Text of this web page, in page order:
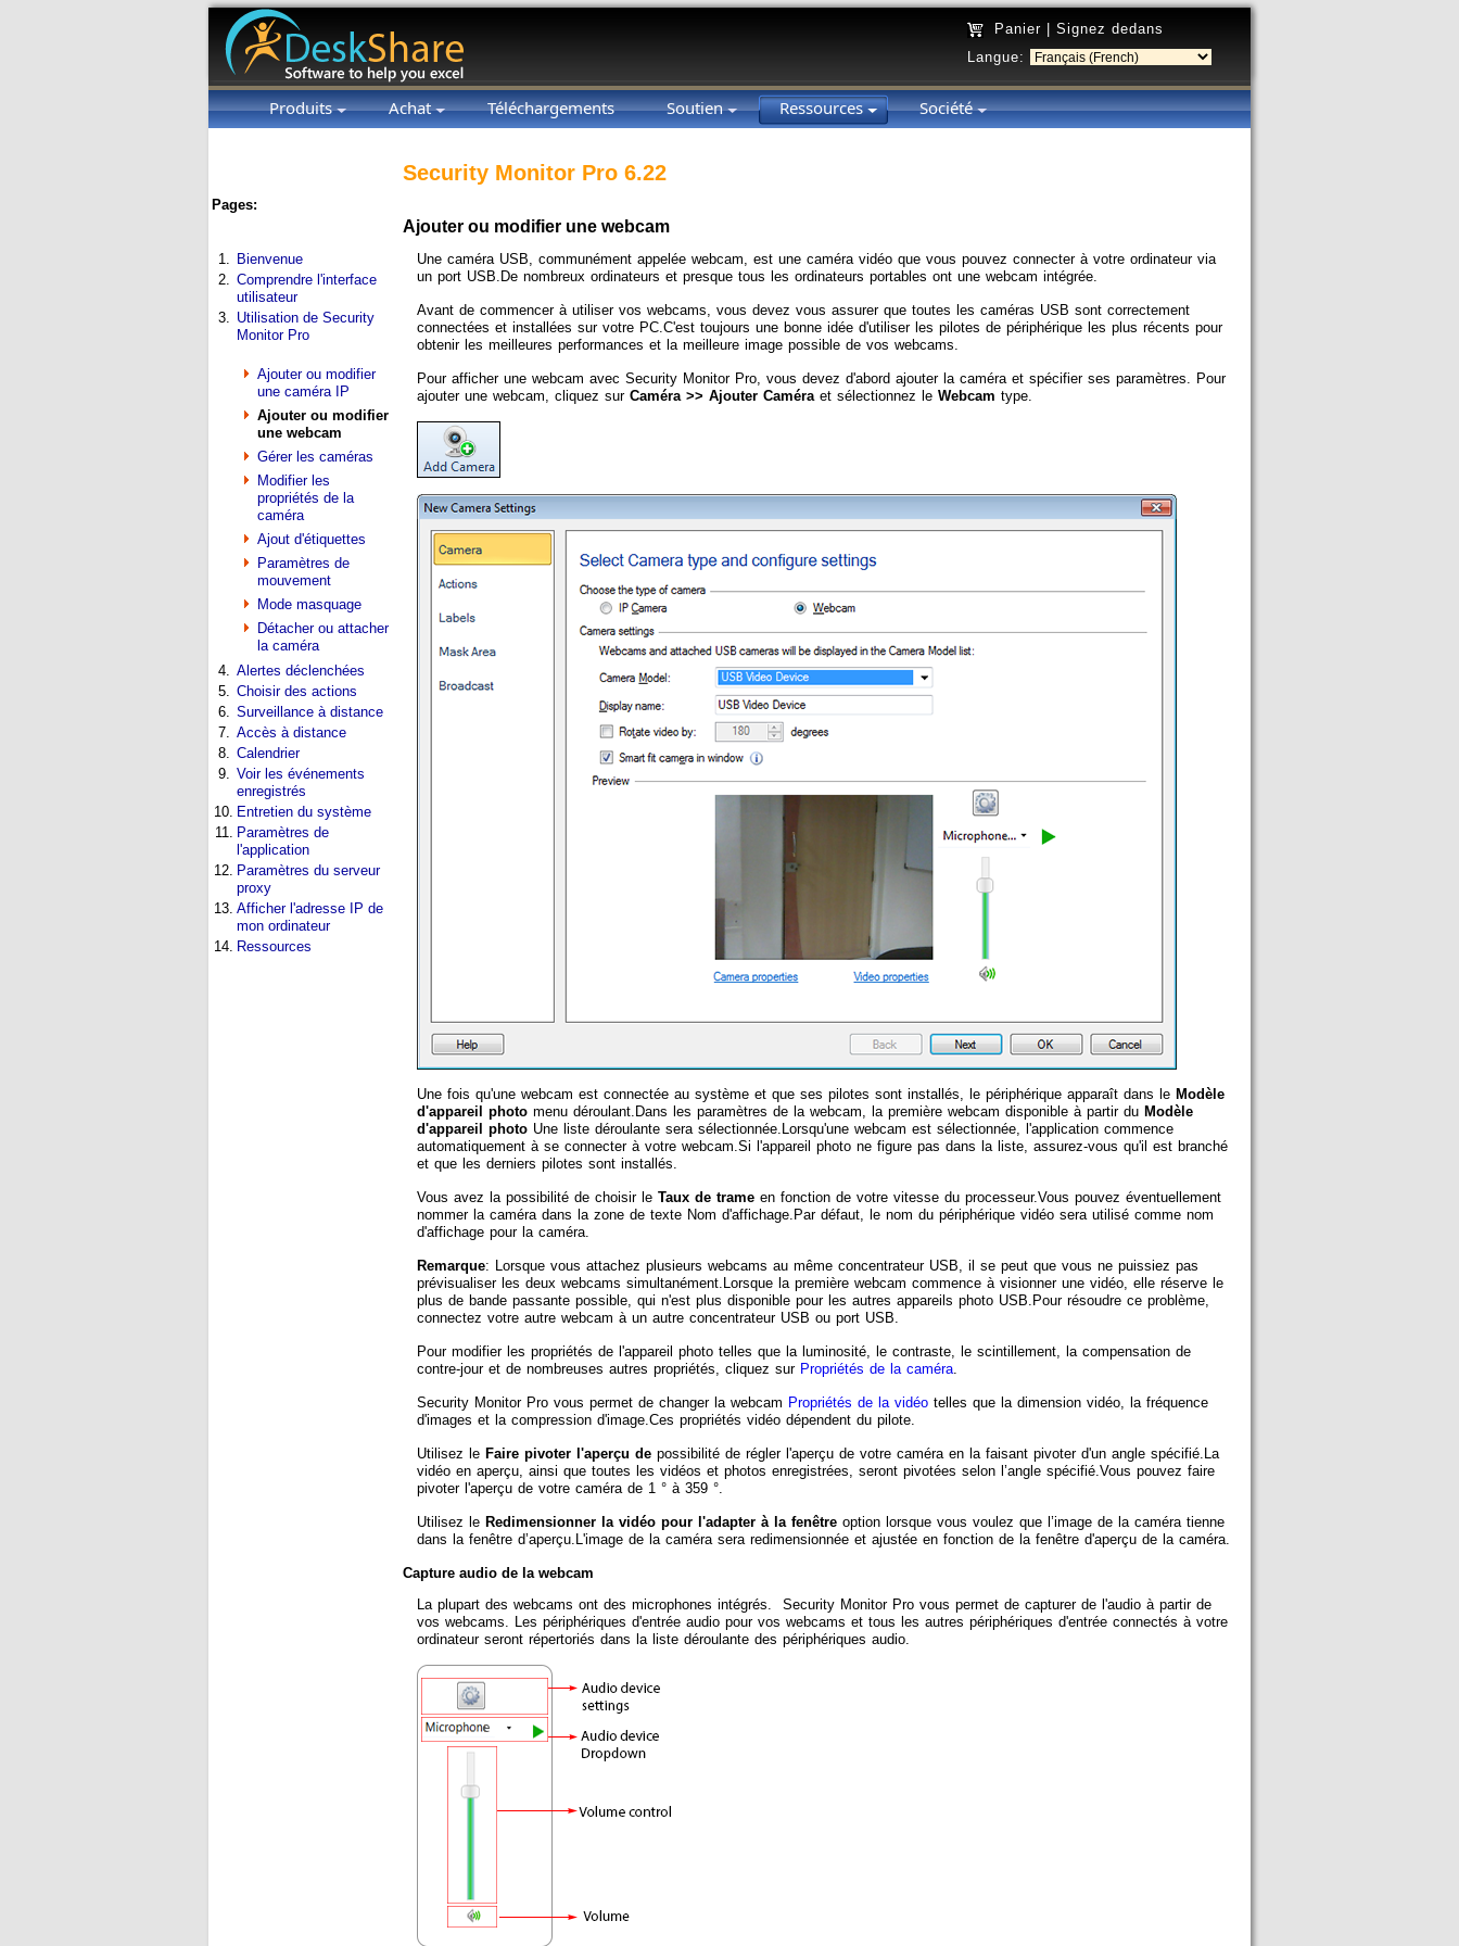
Panier
Signez dedans
Langue:
Produits Achat Téléchargements Soutien Ressources Société
Pages:
1.
Bienvenue
2.
Comprendre l'interface
utilisateur
3.
Utilisation de Security
Monitor Pro
Ajouter ou modifier
une caméra IP
Ajouter ou modifier
une webcam
Gérer les caméras
Modifier les
propriétés de la
caméra
Ajout d'étiquettes
Paramètres de
mouvement
Mode masquage
Détacher ou attacher
la caméra
4.
Alertes déclenchées
5.
Choisir des actions
6.
Surveillance à distance
7.
Accès à distance
8.
Calendrier
9.
Voir les événements
enregistrés
10. Entretien du système
11.
Paramètres de
l'application
12. Paramètres du serveur
proxy
13. Afficher l'adresse IP de
mon ordinateur
14. Ressources
Security Monitor Pro 6.22
Ajouter ou modifier une webcam
Une caméra USB, communément appelée webcam, est une caméra vidéo que vous pouvez connecter à votre ordinateur via
un port USB.De nombreux ordinateurs et presque tous les ordinateurs portables ont une webcam intégrée.
Avant de commencer à utiliser vos webcams, vous devez vous assurer que toutes les caméras USB sont correctement
connectées et installées sur votre PC.C'est toujours une bonne idée d'utiliser les pilotes de périphérique les plus récents pour
obtenir les meilleures performances et la meilleure image possible de vos webcams.
Pour afficher une webcam avec Security Monitor Pro, vous devez d'abord ajouter la caméra et spécifier ses paramètres. Pour
ajouter une webcam, cliquez sur Caméra >> Ajouter Caméra et sélectionnez le Webcam type.
Une fois qu'une webcam est connectée au système et que ses pilotes sont installés, le périphérique apparaît dans le Modèle
d'appareil photo menu déroulant.Dans les paramètres de la webcam, la première webcam disponible à partir du Modèle
d'appareil photo Une liste déroulante sera sélectionnée.Lorsqu'une webcam est sélectionnée, l'application commence
automatiquement à se connecter à votre webcam.Si l'appareil photo ne figure pas dans la liste, assurez-vous qu'il est branché
et que les derniers pilotes sont installés.
Vous avez la possibilité de choisir le Taux de trame en fonction de votre vitesse du processeur.Vous pouvez éventuellement
nommer la caméra dans la zone de texte Nom d'affichage.Par défaut, le nom du périphérique vidéo sera utilisé comme nom
d'affichage pour la caméra.
Remarque: Lorsque vous attachez plusieurs webcams au même concentrateur USB, il se peut que vous ne puissiez pas
prévisualiser les deux webcams simultanément.Lorsque la première webcam commence à visionner une vidéo, elle réserve le
plus de bande passante possible, qui n'est plus disponible pour les autres appareils photo USB.Pour résoudre ce problème,
connectez votre autre webcam à un autre concentrateur USB ou port USB.
Pour modifier les propriétés de l'appareil photo telles que la luminosité, le contraste, le scintillement, la compensation de
contre-jour et de nombreuses autres propriétés, cliquez sur Propriétés de la caméra
Security Monitor Pro vous permet de changer la webcam Propriétés de la vidéo telles que la dimension vidéo, la fréquence
d'images et la compression d'image.Ces propriétés vidéo dépendent du pilote.
Utilisez le Faire pivoter l'aperçu de possibilité de régler l'aperçu de votre caméra en la faisant pivoter d'un angle spécifié.La
vidéo en aperçu, ainsi que toutes les vidéos et photos enregistrées, seront pivotées selon l’angle spécifié.Vous pouvez faire
pivoter l'aperçu de votre caméra de 1 ° à 359 °.
Utilisez le Redimensionner la vidéo pour l'adapter à la fenêtre option lorsque vous voulez que l’image de la caméra tienne
dans la fenêtre d’aperçu.L'image de la caméra sera redimensionnée et ajustée en fonction de la fenêtre d'aperçu de la caméra.
Capture audio de la webcam
La plupart des webcams ont des microphones intégrés. Security Monitor Pro vous permet de capturer de l'audio à partir de
vos webcams. Les périphériques d'entrée audio pour vos webcams et tous les autres périphériques d'entrée connectés à votre
ordinateur seront répertoriés dans la liste déroulante des périphériques audio.